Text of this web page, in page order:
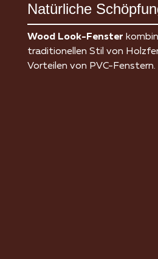
Natürliche
Wood Look-Fenster
traditionellen Stil von
Vorteilen von PVC-Fenstern.